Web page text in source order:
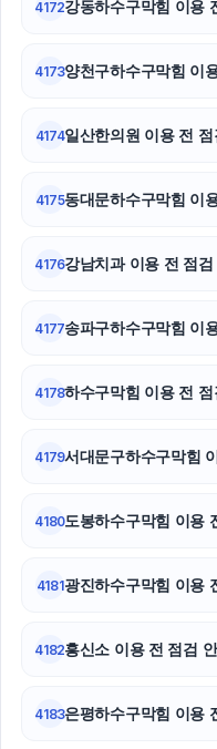
4172강동하수구막힘 이
4173양천구하수구막힘
4174일산한의원 이용 전
4175동대문하수구막힘
4176강남치과 이용 전 점
4177송파구하수구막힘
4178하수구막힘 이용 전
4179서대문구하수구막힘
4180도봉하수구막힘 이
4181광진하수구막힘 이
4182흥신소 이용 전 점검
4183은평하수구막힘 이